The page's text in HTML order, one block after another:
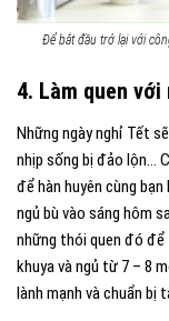
Để bắt đầu trở lại với
4. Làm quen
Những ngày nghỉ Tết
nhịp sống bị đảo lộn…
để hàn huyên cùng
ngủ bù vào sáng hôm
những thói quen đó
khuya và ngủ từ 7 – 8
lành mạnh và chuẩn bị